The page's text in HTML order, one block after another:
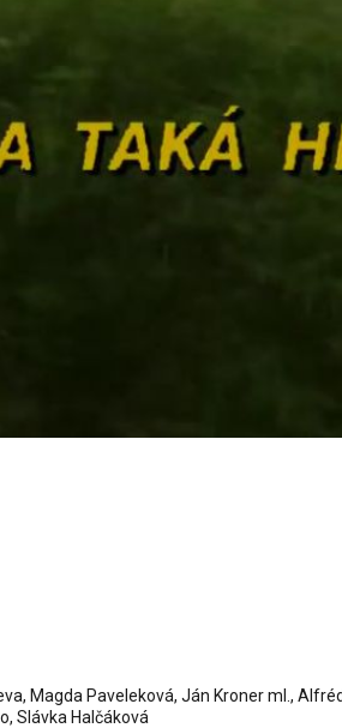
Magda Paveleková, Ján Kroner ml.,
Slávka Halčáková